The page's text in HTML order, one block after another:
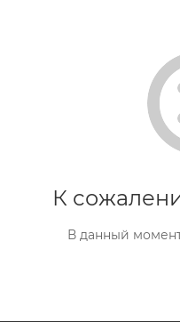
К
В данный